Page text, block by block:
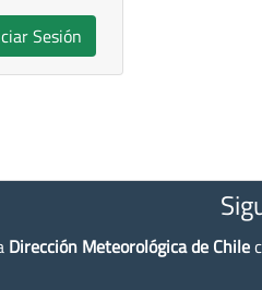
Sesión
Dirección Meteorológica de Chile